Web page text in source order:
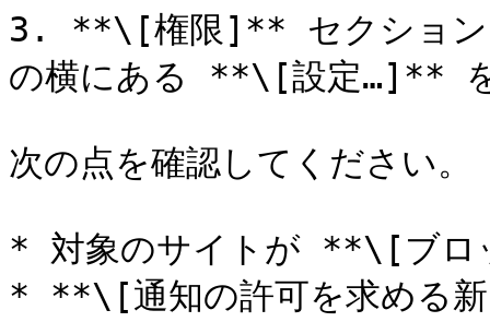
3. **\[権限]** セクション
の横にある **\[設定…]** を
次の点を確認してください。
* 対象のサイトが **\[ブロ
* **\[通知の許可を求める